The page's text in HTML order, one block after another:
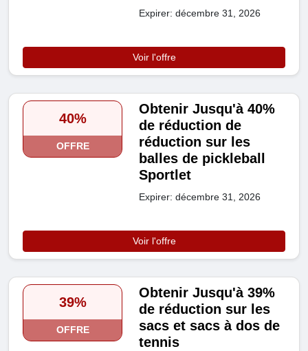
Expirer: décembre 31, 2026
Voir l'offre
40%
OFFRE
Obtenir Jusqu'à 40%
de réduction de
réduction sur les
balles de pickleball
Sportlet
Expirer: décembre 31, 2026
Voir l'offre
39%
OFFRE
Obtenir Jusqu'à 39%
de réduction sur les
sacs et sacs à dos de
tennis